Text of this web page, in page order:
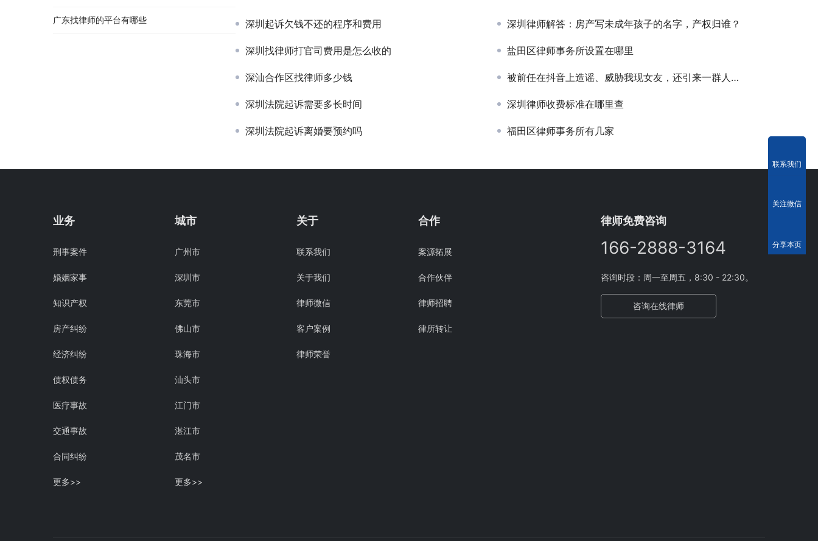
深圳起诉欠钱不还的程序和费用 深圳律师解答：房产写未成年孩子的名字，产权归谁？
深圳找律师打官司费用是怎么收的 盐田区律师事务所设置在哪里
深汕合作区找律师多少钱 被前任在抖音上造谣、威胁我现女友，还引来一群人网暴，我能告她名誉侵权吗？
深圳法院起诉需要多长时间 深圳律师收费标准在哪里查
深圳法院起诉离婚要预约吗 福田区律师事务所有几家
广东找律师的平台有哪些
业务
刑事案件
婚姻家事
知识产权
房产纠纷
经济纠纷
债权债务
医疗事故
交通事故
合同纠纷
更多>>
城市
广州市
深圳市
东莞市
佛山市
珠海市
汕头市
江门市
湛江市
茂名市
更多>>
关于
联系我们
关于我们
律师微信
客户案例
律师荣誉
合作
案源拓展
合作伙伴
律师招聘
律所转让
律师免费咨询
166-2888-3164
咨询时段：周一至周五，8:30 - 22:30。
咨询在线律师
联系我们
关注微信
分享本页